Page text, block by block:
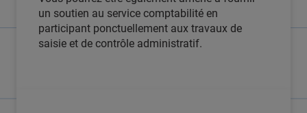
un soutien au service comptabilité en
participant ponctuellement aux travaux de
saisie et de contrôle administratif.